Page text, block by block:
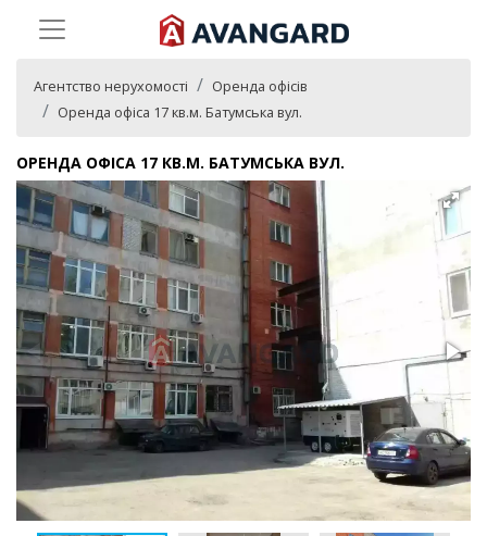
Агентство нерухомості
Оренда офісів
Оренда офіса 17 кв.м. Батумська вул.
ОРЕНДА ОФІСА 17 КВ.М. БАТУМСЬКА ВУЛ.